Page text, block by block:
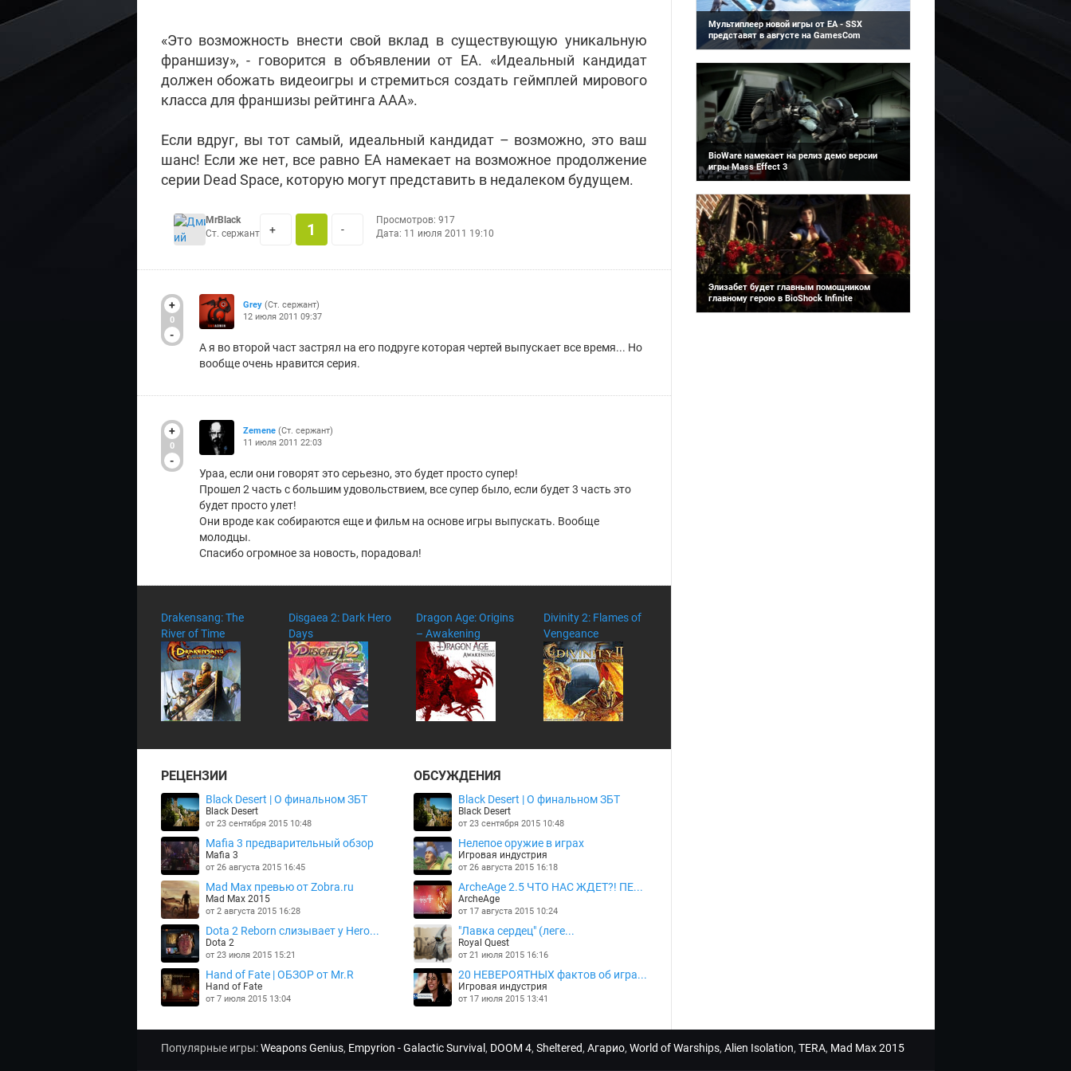
«Это возможность внести свой вклад в существующую уникальную
франшизу», - говорится в объявлении от ЕА. «Идеальный кандидат
должен обожать видеоигры и стремиться создать геймплей мирового
класса для франшизы рейтинга AAA».
Если вдруг, вы тот самый, идеальный кандидат – возможно, это ваш
шанс! Если же нет, все равно ЕА намекает на возможное продолжение
серии Dead Space, которую могут представить в недалеком будущем.
MrBlack
Ст. сержант
+ 1 -
Просмотров: 917
Дата: 11 июля 2011 19:10
+
0
-
Grey (Ст. сержант)
12 июля 2011 09:37
А я во второй част застрял на его подруге которая чертей выпускает все время... Но
вообще очень нравится серия.
+
0
-
Zemene (Ст. сержант)
11 июля 2011 22:03
Ураа, если они говорят это серьезно, это будет просто супер!
Прошел 2 часть с большим удовольствием, все супер было, если будет 3 часть это
будет просто улет!
Они вроде как собираются еще и фильм на основе игры выпускать. Вообще
молодцы.
Спасибо огромное за новость, порадовал!
Drakensang: The
River оf Time
Disgaea 2: Dark Hero
Days
Dragon Age: Origins
– Awakening
Divinity 2: Flames of
Vengeance
РЕЦЕНЗИИ
Black Desert | О финальном ЗБТ
Black Desert
от 23 сентября 2015 10:48
Mafia 3 предварительный обзор
Mafia 3
от 26 августа 2015 16:45
Mad Max превью от Zobra.ru
Mad Max 2015
от 2 августа 2015 16:28
Dota 2 Reborn слизывает у Hero...
Dota 2
от 23 июля 2015 15:21
Hand of Fate | ОБЗОР от Mr.R
Hand of Fate
от 7 июля 2015 13:04
ОБСУЖДЕНИЯ
Black Desert | О финальном ЗБТ
Black Desert
от 23 сентября 2015 10:48
Нелепое оружие в играх
Игровая индустрия
от 26 августа 2015 16:18
ArcheAge 2.5 ЧТО НАС ЖДЕТ?! ПЕ...
ArcheAge
от 17 августа 2015 10:24
"Лавка сердец" (леге...
Royal Quest
от 21 июля 2015 16:16
20 НЕВЕРОЯТНЫХ фактов об игра...
Игровая индустрия
от 17 июля 2015 13:41
Мультиплеер новой игры от ЕА - SSX
представят в августе на GamesCom
Мультиплеер перезагрузки франшизы SSX
фестивале GamesCom. ЕА подтвердила
сегодня...
Mass Effect 3
BioWare намекает на релиз демо версии
игры Mass Effect 3
Кейси Хадсон (Casey Hudson) из BioWare
версии Mass Effect 3 до официального
выхода...
BioShock Infinite
Элизабет будет главным помощником
главному герою в BioShock Infinite
Кен Левин (Ken Levine) объяснил в деталях,
Популярные игры:Weapons Genius, Empyrion - Galactic Survival, DOOM 4, Sheltered, Агарио, World of Warships, Alien Isolation, TERA, Mad Max 2015